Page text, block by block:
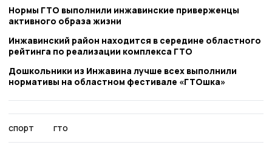
Нормы ГТО выполнили инжавинские приверженцы
активного образа жизни
Инжавинский район находится в середине областного
рейтинга по реализации комплекса ГТО
Дошкольники из Инжавина лучше всех выполнили
нормативы на областном фестивале «ГТОшка»
спорт гто